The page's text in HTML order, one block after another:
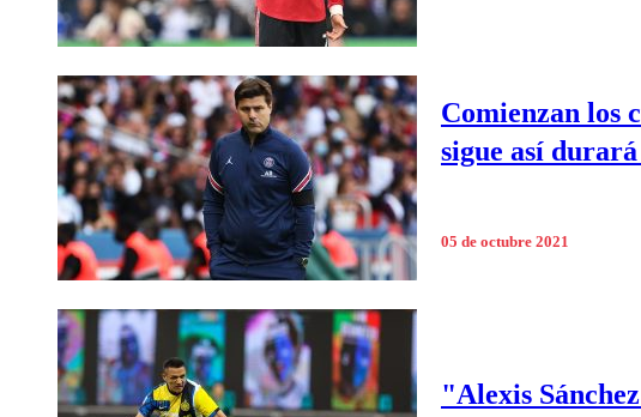
Comienzan los
sigue así
05 de octubre 2021
"Alexis